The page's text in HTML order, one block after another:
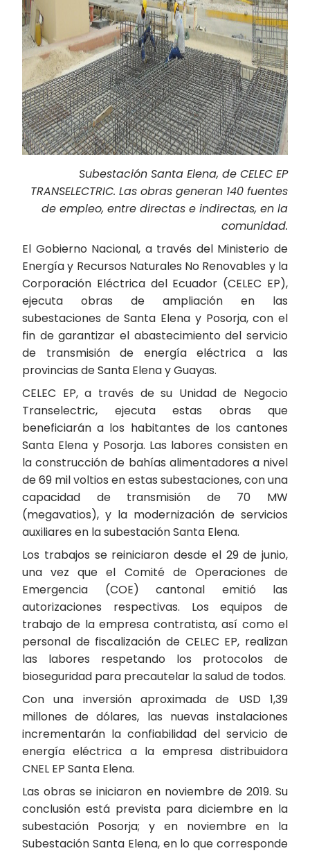
Subestación Santa Elena, de CELEC EP
TRANSELECTRIC. Las obras generan 140 fuentes
de empleo, entre directas e indirectas, en la
comunidad.
El Gobierno Nacional, a través del Ministerio de
Energía y Recursos Naturales No Renovables y la
Corporación Eléctrica del Ecuador (CELEC EP),
ejecuta obras de ampliación en las
subestaciones de Santa Elena y Posorja, con el
fin de garantizar el abastecimiento del servicio
de transmisión de energía eléctrica a las
provincias de Santa Elena y Guayas.
CELEC EP, a través de su Unidad de Negocio
Transelectric, ejecuta estas obras que
beneficiarán a los habitantes de los cantones
Santa Elena y Posorja. Las labores consisten en
la construcción de bahías alimentadores a nivel
de 69 mil voltios en estas subestaciones, con una
capacidad de transmisión de 70 MW
(megavatios), y la modernización de servicios
auxiliares en la subestación Santa Elena.
Los trabajos se reiniciaron desde el 29 de junio,
una vez que el Comité de Operaciones de
Emergencia (COE) cantonal emitió las
autorizaciones respectivas. Los equipos de
trabajo de la empresa contratista, así como el
personal de fiscalización de CELEC EP, realizan
las labores respetando los protocolos de
bioseguridad para precautelar la salud de todos.
Con una inversión aproximada de USD 1,39
millones de dólares, las nuevas instalaciones
incrementarán la confiabilidad del servicio de
energía eléctrica a la empresa distribuidora
CNEL EP Santa Elena.
Las obras se iniciaron en noviembre de 2019. Su
conclusión está prevista para diciembre en la
subestación Posorja; y en noviembre en la
Subestación Santa Elena, en lo que corresponde